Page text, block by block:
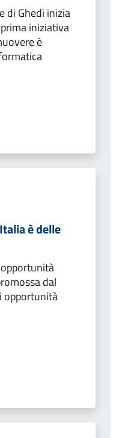
di Ghedi inizia
iniziativa
è
è delle
dal
opportunità